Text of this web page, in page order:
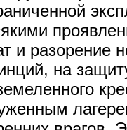
и разорение
на